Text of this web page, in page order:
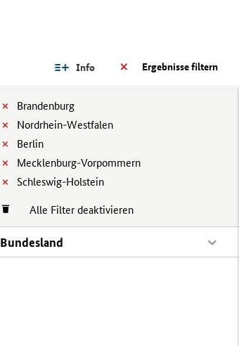
Ergebnisse filtern
Info
Brandenburg
Nordrhein-Westfalen
Berlin
Mecklenburg-Vorpommern
Schleswig-Holstein
Alle Filter deaktivieren
Bundesland